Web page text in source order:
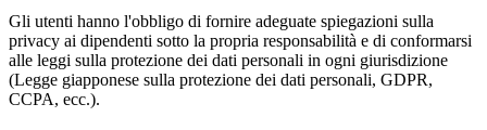
Gli utenti hanno l'obbligo di fornire adeguate spiegazioni sulla
privacy ai dipendenti sotto la propria responsabilità e di conformarsi
alle leggi sulla protezione dei dati personali in ogni giurisdizione
(Legge giapponese sulla protezione dei dati personali, GDPR,
CCPA, ecc.).